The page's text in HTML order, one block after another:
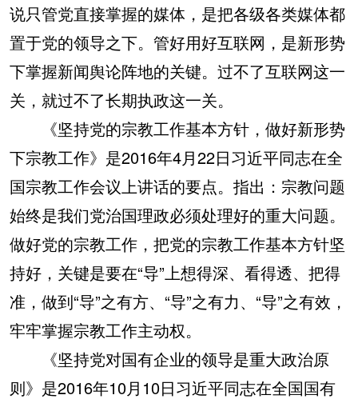
说只管党直接掌握的媒体，是把各级各类媒体都
置于党的领导之下。管好用好互联网，是新形势
下掌握新闻舆论阵地的关键。过不了互联网这一
关，就过不了长期执政这一关。
《坚持党的宗教工作基本方针，做好新形势
下宗教工作》是2016年4月22日习近平同志在全
国宗教工作会议上讲话的要点。指出：宗教问题
始终是我们党治国理政必须处理好的重大问题。
做好党的宗教工作，把党的宗教工作基本方针坚
持好，关键是要在“导”上想得深、看得透、把得
准，做到“导”之有方、“导”之有力、“导”之有效，
牢牢掌握宗教工作主动权。
《坚持党对国有企业的领导是重大政治原
则》是2016年10月10日习近平同志在全国国有